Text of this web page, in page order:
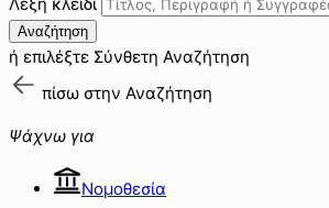
Αναζήτηση
ή επιλέξτε Σύνθετη Αναζήτηση
πίσω στην Αναζήτηση
Ψάχνω για
Νομοθεσία